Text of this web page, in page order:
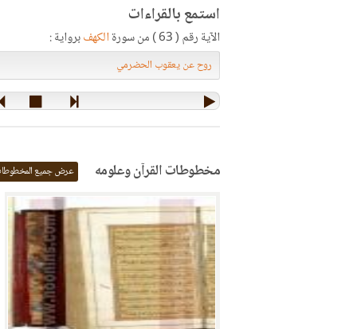
استمع بالقراءات
الآية رقم ( 63 ) من سورة الكهفبرواية :
مخطوطات القرآن وعلومه عرض جميع